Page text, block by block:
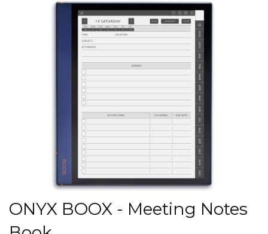
ONYX BOOX - Meeting Notes